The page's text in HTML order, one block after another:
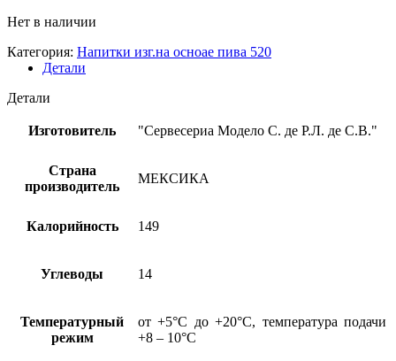
Нет в наличии
Категория: Напитки изг.на осноае пива 520
Детали
Детали
Изготовитель "Сервесериа Модело С. де Р.Л. де С.В."
Страна
производитель
МЕКСИКА
Калорийность 149
Углеводы 14
Температурный
режим
от +5°С до +20°С, температура подачи
+8 – 10°С